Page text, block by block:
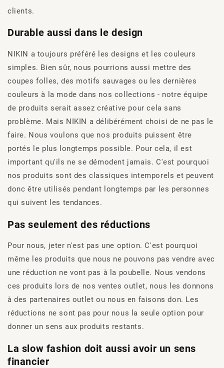
clients.
Durable aussi dans le design
NIKIN a toujours préféré les designs et les couleurs
simples. Bien sûr, nous pourrions aussi mettre des
coupes folles, des motifs sauvages ou les dernières
couleurs à la mode dans nos collections - notre équipe
de produits serait assez créative pour cela sans
problème. Mais NIKIN a délibérément choisi de ne pas le
faire. Nous voulons que nos produits puissent être
portés le plus longtemps possible. Pour cela, il est
important qu'ils ne se démodent jamais. C'est pourquoi
nos produits sont des classiques intemporels et peuvent
donc être utilisés pendant longtemps par les personnes
qui suivent les tendances.
Pas seulement des réductions
Pour nous, jeter n'est pas une option. C'est pourquoi
même les produits que nous ne pouvons pas vendre avec
une réduction ne vont pas à la poubelle. Nous vendons
ces produits lors de nos ventes outlet, nous les donnons
à des partenaires outlet ou nous en faisons don. Les
réductions ne sont pas pour nous la seule option pour
donner un sens aux produits restants.
La slow fashion doit aussi avoir un sens
financier